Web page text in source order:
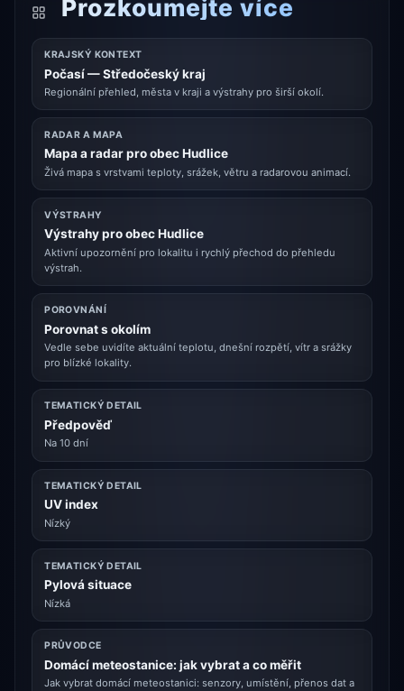
Prozkoumejte více
KRAJSKÝ KONTEXT
Počasí — Středočeský kraj
Regionální přehled, města v kraji a výstrahy pro širší okolí.
RADAR A MAPA
Mapa a radar pro obec Hudlice
Živá mapa s vrstvami teploty, srážek, větru a radarovou animací.
VÝSTRAHY
Výstrahy pro obec Hudlice
Aktivní upozornění pro lokalitu i rychlý přechod do přehledu
výstrah.
POROVNÁNÍ
Porovnat s okolím
Vedle sebe uvidíte aktuální teplotu, dnešní rozpětí, vítr a srážky
pro blízké lokality.
TEMATICKÝ DETAIL
Předpověď
Na 10 dní
TEMATICKÝ DETAIL
UV index
Nízký
TEMATICKÝ DETAIL
Pylová situace
Nízká
PRŮVODCE
Domácí meteostanice: jak vybrat a co měřit
Jak vybrat domácí meteostanici: senzory, umístění, přenos dat a